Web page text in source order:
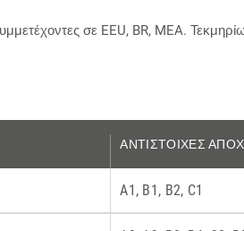
σε EEU, BR, MEA.
ΑΝΤΙΣΤΟΙΧΕΣ
A1, B1, B2, C1